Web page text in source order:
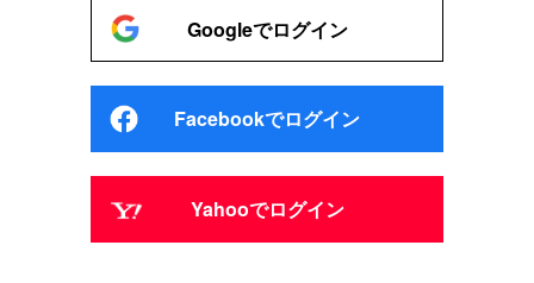
Googleでログイン
Facebookでログイン
Yahooでログイン